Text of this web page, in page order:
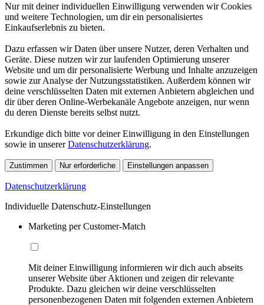
Nur mit deiner individuellen Einwilligung verwenden wir Cookies
und weitere Technologien, um dir ein personalisiertes
Einkaufserlebnis zu bieten.
Dazu erfassen wir Daten über unsere Nutzer, deren Verhalten und
Geräte. Diese nutzen wir zur laufenden Optimierung unserer
Website und um dir personalisierte Werbung und Inhalte anzuzeigen
sowie zur Analyse der Nutzungsstatistiken. Außerdem können wir
deine verschlüsselten Daten mit externen Anbietern abgleichen und
dir über deren Online-Werbekanäle Angebote anzeigen, nur wenn
du deren Dienste bereits selbst nutzt.
Erkundige dich bitte vor deiner Einwilligung in den Einstellungen
sowie in unsererDatenschutzerklärung.
Zustimmen Nur erforderliche Einstellungen anpassen
Datenschutzerklärung
Individuelle Datenschutz-Einstellungen
Marketing per Customer-Match
Mit deiner Einwilligung informieren wir dich auch abseits
unserer Website über Aktionen und zeigen dir relevante
Produkte. Dazu gleichen wir deine verschlüsselten
personenbezogenen Daten mit folgenden externen Anbietern